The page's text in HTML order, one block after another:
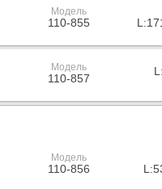
Модель
110-855
Модель
110-857
Модель
110-856